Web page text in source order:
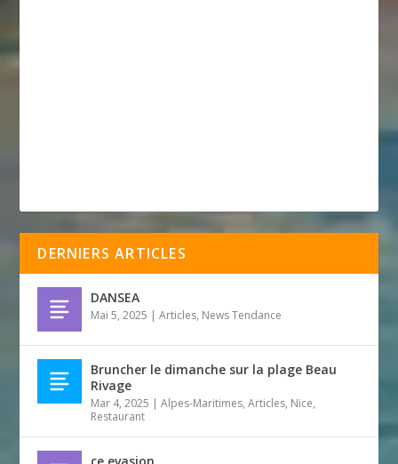
DERNIERS ARTICLES
DANSEA
Mai 5, 2025 |Articles, News Tendance
Bruncher le dimanche sur la plage Beau
Rivage
Mar 4, 2025 |Alpes-Maritimes,Articles, Nice,
Restaurant